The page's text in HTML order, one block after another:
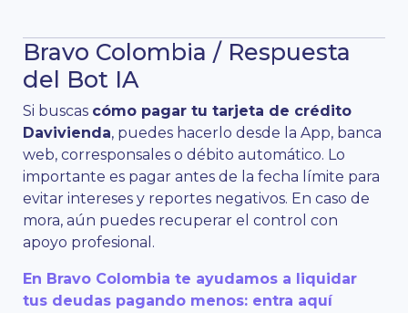
Bravo Colombia / Respuesta
del Bot IA
Si buscas cómo pagar tu tarjeta de crédito
Davivienda, puedes hacerlo desde la App, banca
web, corresponsales o débito automático. Lo
importante es pagar antes de la fecha límite para
evitar intereses y reportes negativos. En caso de
mora, aún puedes recuperar el control con
apoyo profesional.
En Bravo Colombia te ayudamos a liquidar
tus deudas pagando menos: entra aquí